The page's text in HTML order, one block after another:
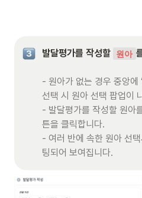
발달평가를 작성할 원아
- 원아가 없는 경우 중앙에 ‘
선택 시 원아 선택 팝업이
- 발달평가를 작성할 원아
튼을 클릭합니다.
- 여러 반에 속한 원아 선
팅되어 보여집니다.